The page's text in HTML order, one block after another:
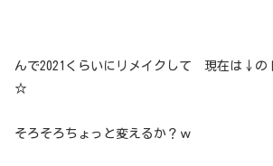
んで2021くらいにリメイクして 現在は↓の
☆
そろそろちょっと変えるか？ｗ